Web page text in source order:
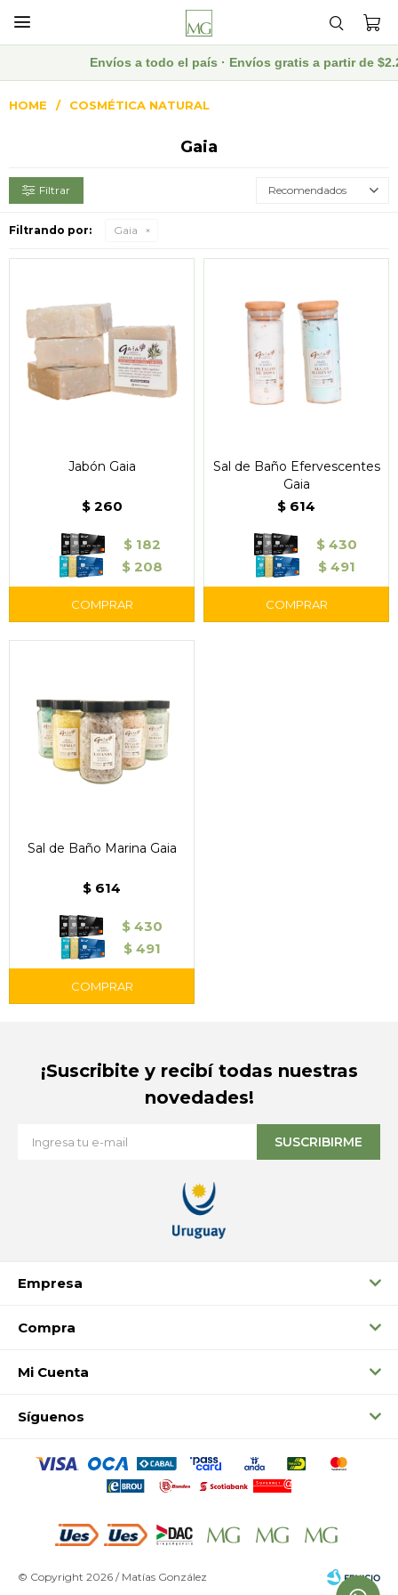

Envíos a todo el país · Envíos gratis a partir de
HOME COSMÉTICA NATURAL
Gaia
Recomendados
Filtrando por: Gaia
Jabón Gaia
$ 260
$ 182
$ 208
Sal de Baño Efervescentes
Gaia
$ 614
$ 430
$ 491
Sal de Baño Marina Gaia
$ 614
$ 430
$ 491
Empresa
Compra
Mi Cuenta
Síguenos
¡Suscribite y recibí todas nuestras
novedades!
SUSCRIBIRME
© Copyright 2026 / Matías González